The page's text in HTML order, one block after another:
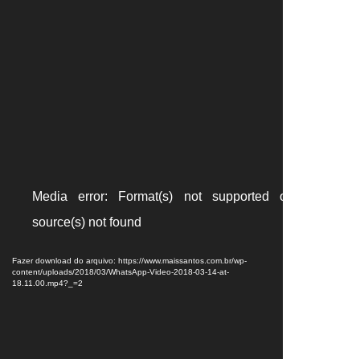
TocadorMedia error: Format(s) not supported or
source(s) not found
Fazer download do arquivo: https://www.maissantos.com.br/wp-
content/uploads/2018/03/WhatsApp-Video-2018-03-14-at-
18.11.00.mp4?_=2